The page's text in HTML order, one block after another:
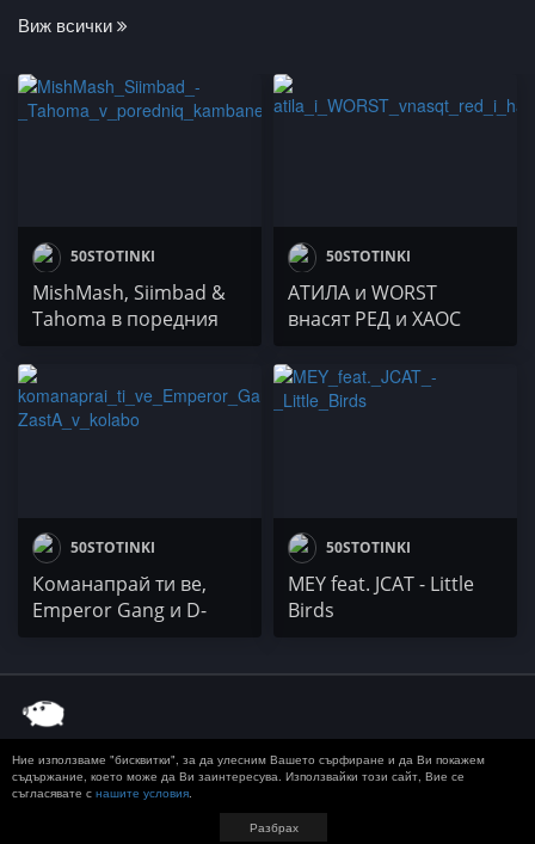
Виж всички
50STOTINKI
MishMash, Siimbad &
Tahoma в поредния
50STOTINKI
АТИЛА и WORST
внасят РЕД и ХАОС
50STOTINKI
Команапрай ти ве,
Emperor Gang и D-
50STOTINKI
MEY feat. JCAT - Little
Birds
© 2020 50 STOTINKI КОНТАКТ
ЗА РЕКЛАМА
ДОСТАВКА, ЗАПЛАЩАНЕ И ВРЪЩАНЕ
Ние използваме "бисквитки", за да улесним Вашето сърфиране и да Ви покажем
съдържание, което може да Ви заинтересува. Използвайки този сайт, Вие се
съгласявате с нашите условия.
Разбрах